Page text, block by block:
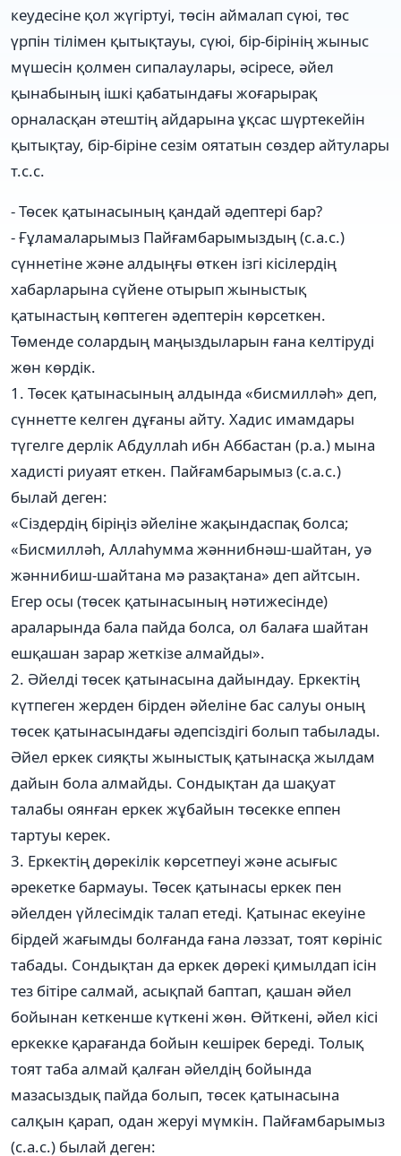
кеудесіне қол жүгіртуі, төсін аймалап сүюі, төс
үрпін тілімен қытықтауы, сүюі, бір-бірінің жыныс
мүшесін қолмен сипалаулары, әсіресе, әйел
қынабының ішкі қабатындағы жоғарырақ
орналасқан әтештің айдарына ұқсас шүртекейін
қытықтау, бір-біріне сезім оятатын сөздер айтулары
т.с.с.
- Төсек қатынасының қандай әдептері бар?
- Ғұламаларымыз Пайғамбарымыздың (с.а.с.)
сүннетіне және алдыңғы өткен ізгі кісілердің
хабарларына сүйене отырып жыныстық
қатынастың көптеген әдептерін көрсеткен.
Төменде солардың маңыздыларын ғана келтіруді
жөн көрдік.
1. Төсек қатынасының алдында «бисмилләһ» деп,
сүннетте келген дұғаны айту. Хадис имамдары
түгелге дерлік Абдуллаһ ибн Аббастан (р.а.) мына
хадисті риуаят еткен. Пайғамбарымыз (с.а.с.)
былай деген:
«Сіздердің біріңіз әйеліне жақындаспақ болса;
«Бисмилләһ, Аллаһумма жәннибнәш-шайтан, уә
жәннибиш-шайтана мә разақтана» деп айтсын.
Егер осы (төсек қатынасының нәтижесінде)
араларында бала пайда болса, ол балаға шайтан
ешқашан зарар жеткізе алмайды».
2. Әйелді төсек қатынасына дайындау. Еркектің
күтпеген жерден бірден әйеліне бас салуы оның
төсек қатынасындағы әдепсіздігі болып табылады.
Әйел еркек сияқты жыныстық қатынасқа жылдам
дайын бола алмайды. Сондықтан да шақуат
талабы оянған еркек жұбайын төсекке еппен
тартуы керек.
3. Еркектің дөрекілік көрсетпеуі және асығыс
әрекетке бармауы. Төсек қатынасы еркек пен
әйелден үйлесімдік талап етеді. Қатынас екеуіне
бірдей жағымды болғанда ғана ләззат, тоят көрініс
табады. Сондықтан да еркек дөрекі қимылдап ісін
тез бітіре салмай, асықпай баптап, қашан әйел
бойынан кеткенше күткені жөн. Өйткені, әйел кісі
еркекке қарағанда бойын кешірек береді. Толық
тоят таба алмай қалған әйелдің бойында
мазасыздық пайда болып, төсек қатынасына
салқын қарап, одан жеруі мүмкін. Пайғамбарымыз
(с.а.с.) былай деген: